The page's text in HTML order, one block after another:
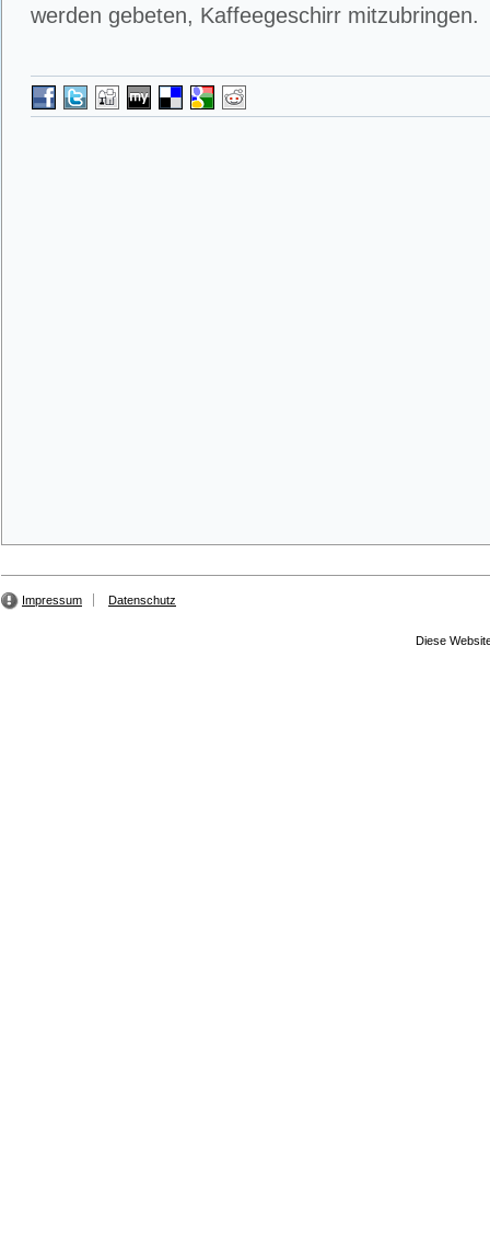
werden gebeten, Kaffeegeschirr mitzubringen.
Impressum Datenschutz
Diese